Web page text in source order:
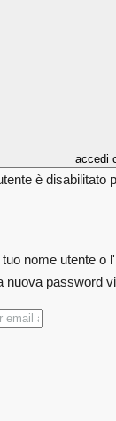
accedi
è disabilitato
nome utente o
nuova password